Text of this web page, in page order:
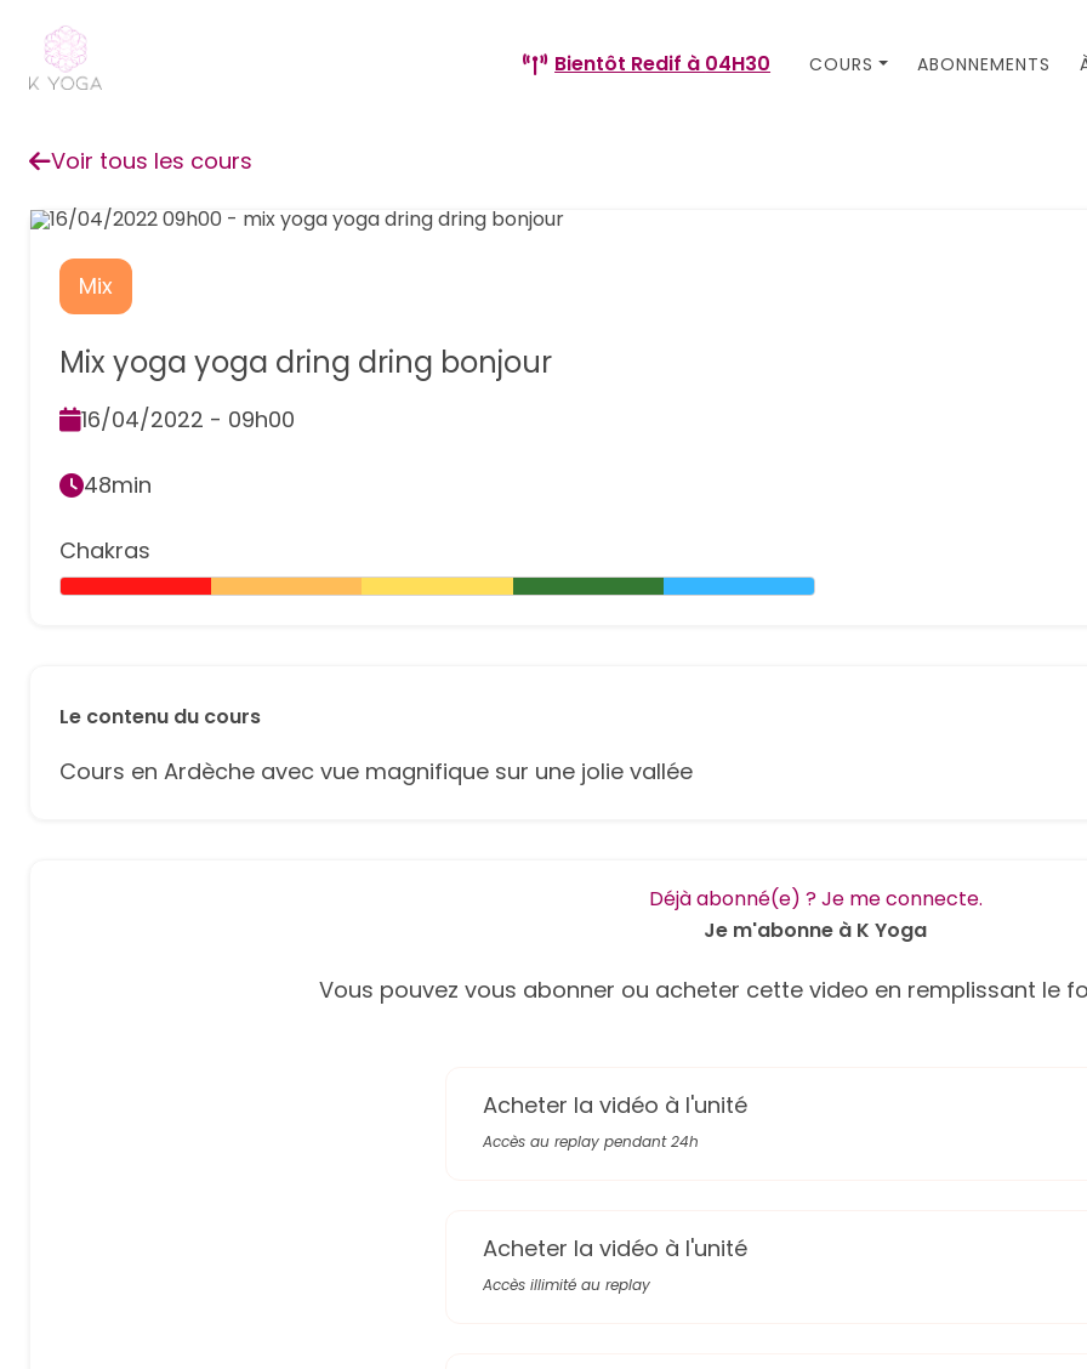
Bientôt Redif à 04H30 COURS ABONNEMENTS
Voir tous les cours
Mix
Chakras
Mix yoga yoga dring dring bonjour
16/04/2022 - 09h00
48min
Le contenu du cours
Cours en Ardèche avec vue magnifique sur une jolie vallée
Déjà abonné(e) ? Je me connecte.
Je m'abonne à K Yoga
Vous pouvez vous abonner ou acheter cette video en remplissant le
Acheter la vidéo à l'unité
Accès au replay pendant 24h
Acheter la vidéo à l'unité
Accès illimité au replay